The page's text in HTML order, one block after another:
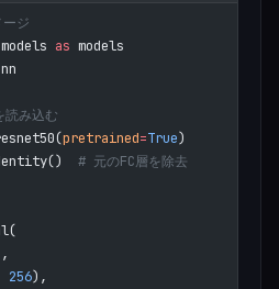
ジ
as models
nn
み込む
pretrained=True)
# 元のFC層を除去
256),